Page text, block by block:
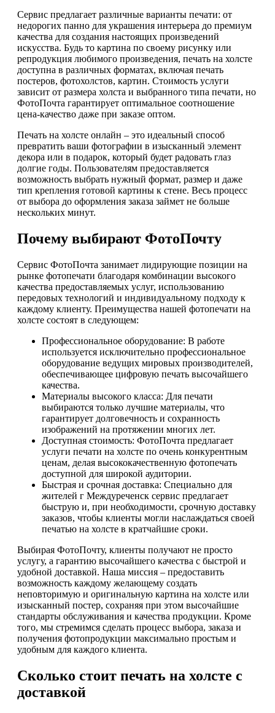
Сервис предлагает различные варианты печати: от
недорогих панно для украшения интерьера до премиум
качества для создания настоящих произведений
искусства. Будь то картина по своему рисунку или
репродукция любимого произведения, печать на холсте
доступна в различных форматах, включая печать
постеров, фотохолстов, картин. Стоимость услуги
зависит от размера холста и выбранного типа печати, но
ФотоПочта гарантирует оптимальное соотношение
цена-качество даже при заказе оптом.
Печать на холсте онлайн – это идеальный способ
превратить ваши фотографии в изысканный элемент
декора или в подарок, который будет радовать глаз
долгие годы. Пользователям предоставляется
возможность выбрать нужный формат, размер и даже
тип крепления готовой картины к стене. Весь процесс
от выбора до оформления заказа займет не больше
нескольких минут.
Почему выбирают ФотоПочту
Сервис ФотоПочта занимает лидирующие позиции на
рынке фотопечати благодаря комбинации высокого
качества предоставляемых услуг, использованию
передовых технологий и индивидуальному подходу к
каждому клиенту. Преимущества нашей фотопечати на
холсте состоят в следующем:
Профессиональное оборудование: В работе
используется исключительно профессиональное
оборудование ведущих мировых производителей,
обеспечивающее цифровую печать высочайшего
качества.
Материалы высокого класса: Для печати
выбираются только лучшие материалы, что
гарантирует долговечность и сохранность
изображений на протяжении многих лет.
Доступная стоимость: ФотоПочта предлагает
услуги печати на холсте по очень конкурентным
ценам, делая высококачественную фотопечать
доступной для широкой аудитории.
Быстрая и срочная доставка: Специально для
жителей г Междуреченск сервис предлагает
быструю и, при необходимости, срочную доставку
заказов, чтобы клиенты могли наслаждаться своей
печатью на холсте в кратчайшие сроки.
Выбирая ФотоПочту, клиенты получают не просто
услугу, а гарантию высочайшего качества с быстрой и
удобной доставкой. Наша миссия – предоставить
возможность каждому желающему создать
неповторимую и оригинальную картина на холсте или
изысканный постер, сохраняя при этом высочайшие
стандарты обслуживания и качества продукции. Кроме
того, мы стремимся сделать процесс выбора, заказа и
получения фотопродукции максимально простым и
удобным для каждого клиента.
Сколько стоит печать на холсте с
доставкой